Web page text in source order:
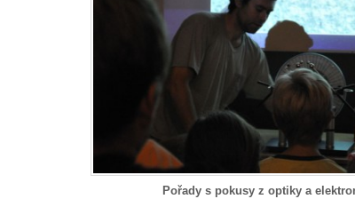
Pořady s pokusy z optiky a